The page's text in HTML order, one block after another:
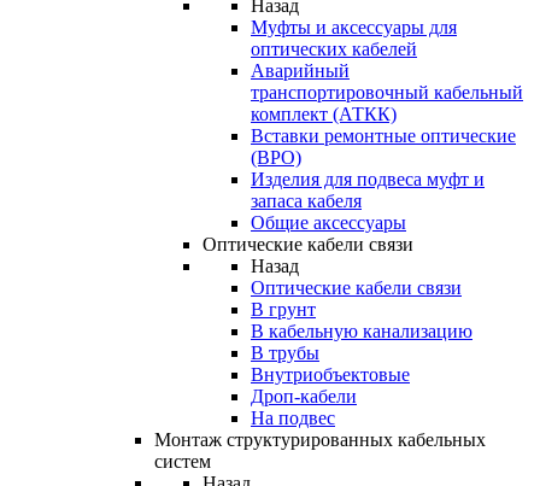
Назад
Муфты и аксессуары для
оптических кабелей
Аварийный
транспортировочный кабельный
комплект (АТКК)
Вставки ремонтные оптические
(ВРО)
Изделия для подвеса муфт и
запаса кабеля
Общие аксессуары
Оптические кабели связи
Назад
Оптические кабели связи
В грунт
В кабельную канализацию
В трубы
Внутриобъектовые
Дроп-кабели
На подвес
Монтаж структурированных кабельных
систем